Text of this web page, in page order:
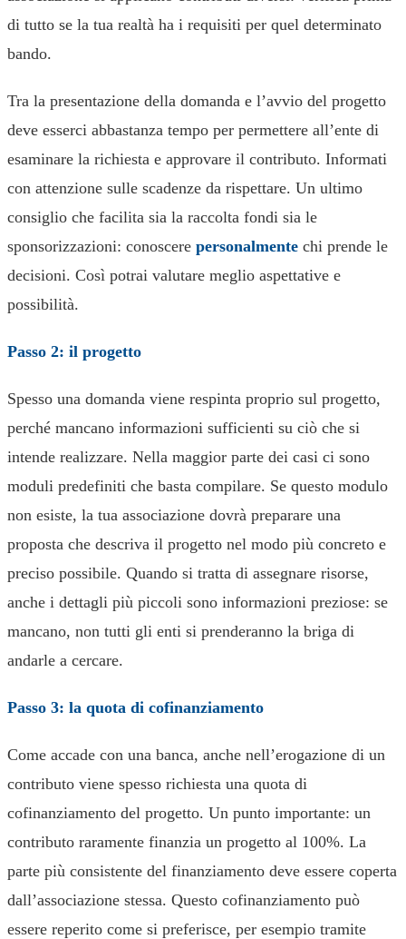
di tutto se la tua realtà ha i requisiti per quel determinato
bando.
Tra la presentazione della domanda e l’avvio del progetto
deve esserci abbastanza tempo per permettere all’ente di
esaminare la richiesta e approvare il contributo. Informati
con attenzione sulle scadenze da rispettare. Un ultimo
consiglio che facilita sia la raccolta fondi sia le
sponsorizzazioni: conoscere personalmente chi prende le
decisioni. Così potrai valutare meglio aspettative e
possibilità.
Passo 2: il progetto
Spesso una domanda viene respinta proprio sul progetto,
perché mancano informazioni sufficienti su ciò che si
intende realizzare. Nella maggior parte dei casi ci sono
moduli predefiniti che basta compilare. Se questo modulo
non esiste, la tua associazione dovrà preparare una
proposta che descriva il progetto nel modo più concreto e
preciso possibile. Quando si tratta di assegnare risorse,
anche i dettagli più piccoli sono informazioni preziose: se
mancano, non tutti gli enti si prenderanno la briga di
andarle a cercare.
Passo 3: la quota di cofinanziamento
Come accade con una banca, anche nell’erogazione di un
contributo viene spesso richiesta una quota di
cofinanziamento del progetto. Un punto importante: un
contributo raramente finanzia un progetto al 100%. La
parte più consistente del finanziamento deve essere coperta
dall’associazione stessa. Questo cofinanziamento può
essere reperito come si preferisce, per esempio tramite